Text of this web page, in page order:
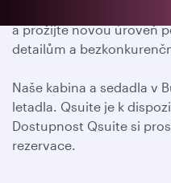
a prožijte novou úroveň
detailům a
Naše kabina a sedadla v
letadla. Qsuite je k
Dostupnost Qsuite si
rezervace.